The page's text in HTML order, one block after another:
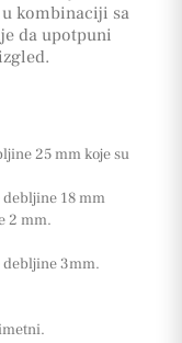
kombinaciji sa
da upotpuni
25 mm koje su
18 mm
2 mm.
debljine 3mm.